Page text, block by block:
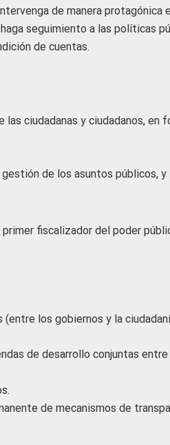
de manera protagónica
seguimiento a las políticas
de cuentas.
ciudadanas y ciudadanos, en
de los asuntos públicos, y
fiscalizador del poder
los gobiernos y la
de desarrollo conjuntas
de mecanismos de